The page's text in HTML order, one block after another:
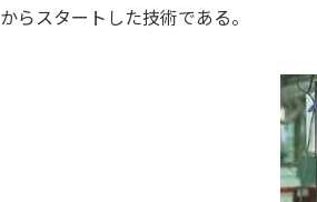
からスタートした技術である。